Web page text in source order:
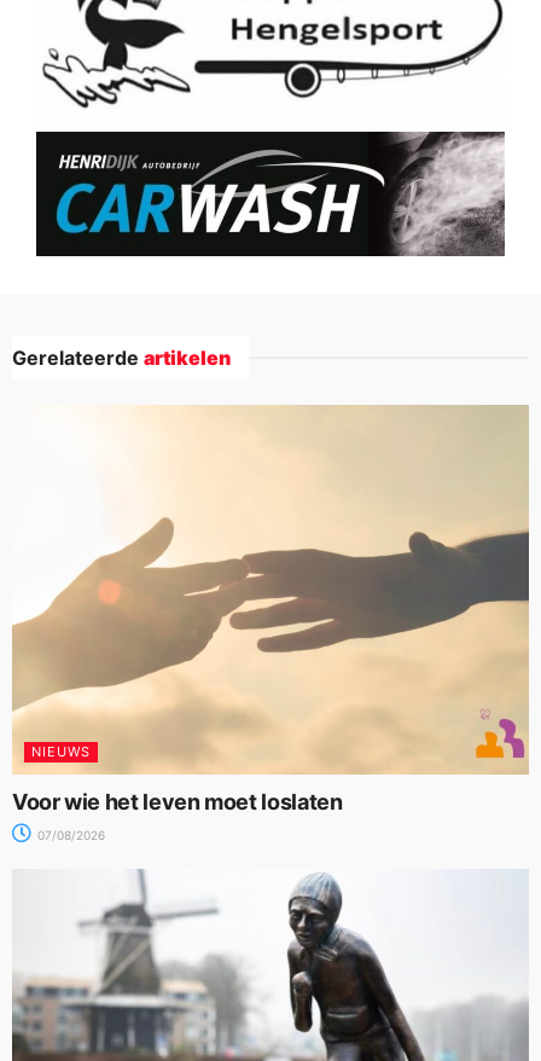
Gerelateerde artikelen
NIEUWS
Voor wie het leven moet loslaten
07/08/2026